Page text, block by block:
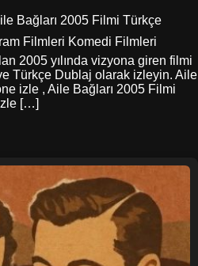
Bağları 2005 Filmi Türkçe
Filmleri Komedi Filmleri
2005 yılında vizyona giren filmi
Türkçe Dublaj olarak izleyin. Aile
izle , Aile Bağları 2005 Filmi
[…]